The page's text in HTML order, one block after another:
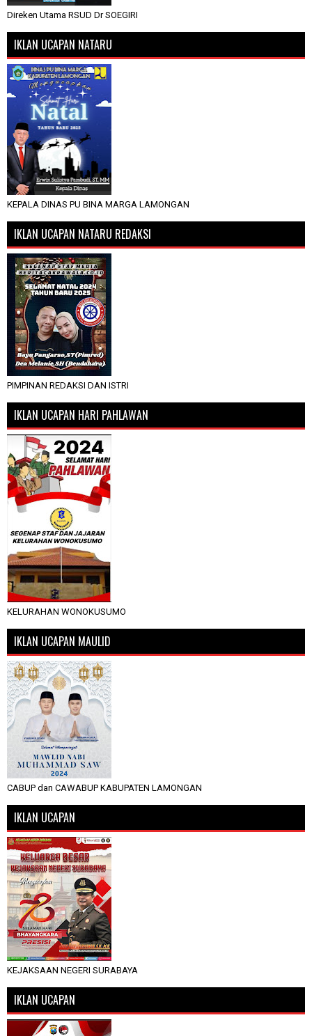
Direken Utama RSUD Dr SOEGIRI
IKLAN UCAPAN NATARU
KEPALA DINAS PU BINA MARGA LAMONGAN
IKLAN UCAPAN NATARU REDAKSI
PIMPINAN REDAKSI DAN ISTRI
IKLAN UCAPAN HARI PAHLAWAN
KELURAHAN WONOKUSUMO
IKLAN UCAPAN MAULID
CABUP dan CAWABUP KABUPATEN LAMONGAN
IKLAN UCAPAN
KEJAKSAAN NEGERI SURABAYA
IKLAN UCAPAN